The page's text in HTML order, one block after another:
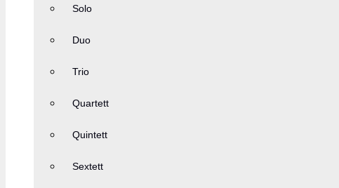
Solo
Duo
Trio
Quartett
Quintett
Sextett